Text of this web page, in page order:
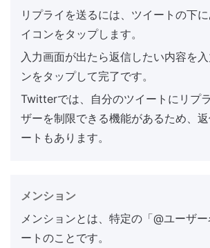
リプライを送るには、ツイートの下
イコンをタップします。
入力画面が出たら返信したい内容を
ンをタップして完了です。
Twitterでは、自分のツイートにリプ
ザーを制限できる機能があるため、
ートもあります。
メンション
メンションとは、特定の「@ユーザ
ートのことです。